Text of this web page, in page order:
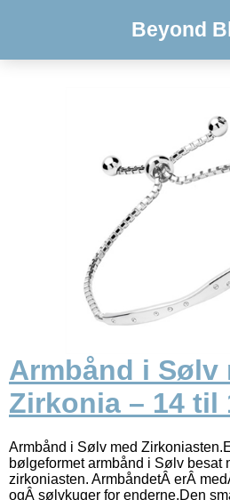
Beyond
Armbånd i Sølv
Zirkonia – 14 til
Armbånd i Sølv med
bølgeformet armbånd i Sølv besat
zirkoniasten. ArmbåndetÂ erÂ
ogÂ sølvkuger for enderne.Den